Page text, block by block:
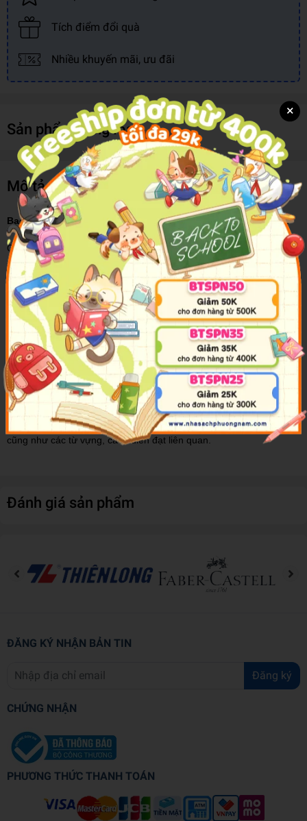
Tích điểm đổi quà
Nhiều khuyến mãi, ưu đãi
Sản phẩm cùng loại
Mô tả sản phẩm
Bao gồm 3 đề luyện thi Kỳ thi năng lực Nhật ngữ cấp độ N1.
Giải 3 bộ đề có hình thức hoàn toàn giống với kỳ thi thật, bạn đã
trang bị cho mình nhiều kiến thức để thử thách trong kỳ thi chính
thức.
Phương pháp học và cách giải cho từng đề thi.
Thông tin về kỳ thi rất phong phú, đầy đủ, hữu ích đối với cả những
người mới tham gia thi lần đầu, hay là những người đã tham gia kỳ
thi năng lực Nhật ngữ.
Đáp án - Giải thích
Giải thích các từ vựng, cách diễn đạt xuất hiện trong đề luyện thi
cũng như các từ vựng, cách diễn đạt liên quan.
Đánh giá sản phẩm
ĐĂNG KÝ NHẬN BẢN TIN
Đăng ký
CHỨNG NHẬN
PHƯƠNG THỨC THANH TOÁN
×